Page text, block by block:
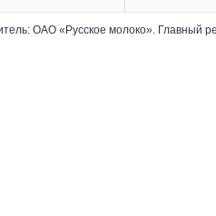
ОАО «Русское молоко». Главный